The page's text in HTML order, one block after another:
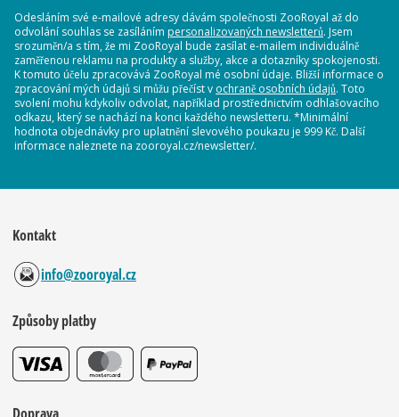
Odesláním své e-mailové adresy dávám společnosti ZooRoyal až do
odvolání souhlas se zasíláním personalizovaných newsletterů. Jsem
srozuměn/a s tím, že mi ZooRoyal bude zasílat e-mailem individuálně
zaměřenou reklamu na produkty a služby, akce a dotazníky spokojenosti.
K tomuto účelu zpracovává ZooRoyal mé osobní údaje. Bližší informace o
zpracování mých údajů si můžu přečíst v ochraně osobních údajů. Toto
svolení mohu kdykoliv odvolat, například prostřednictvím odhlašovacího
odkazu, který se nachází na konci každého newsletteru. *Minimální
hodnota objednávky pro uplatnění slevového poukazu je 999 Kč. Další
informace naleznete na zooroyal.cz/newsletter/.
Kontakt
info@zooroyal.cz
Způsoby platby